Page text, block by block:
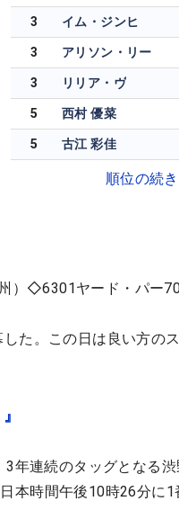
3 イム・ジンヒ
3 アリソン・リー
3 リリア・ヴ
5 西村 優菜
5 古江 彩佳
順位の続
）◇6301ヤード・パー
た。この日は良い方の
年連続のタッグとなる渋
本時間午後10時26分に1